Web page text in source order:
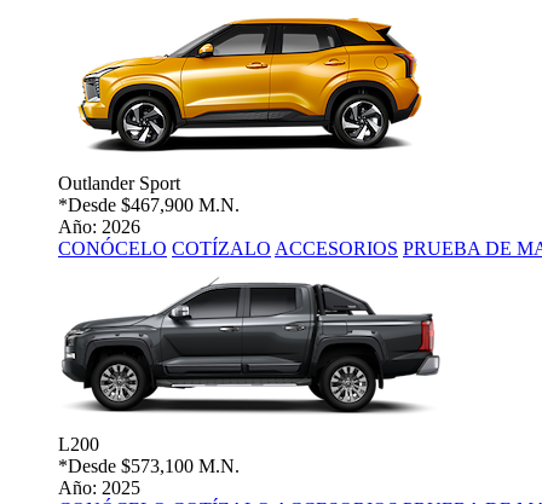
Outlander Sport
*Desde $467,900 M.N.
Año: 2026
CONÓCELO COTÍZALO ACCESORIOS PRUEBA DE
L200
*Desde $573,100 M.N.
Año: 2025